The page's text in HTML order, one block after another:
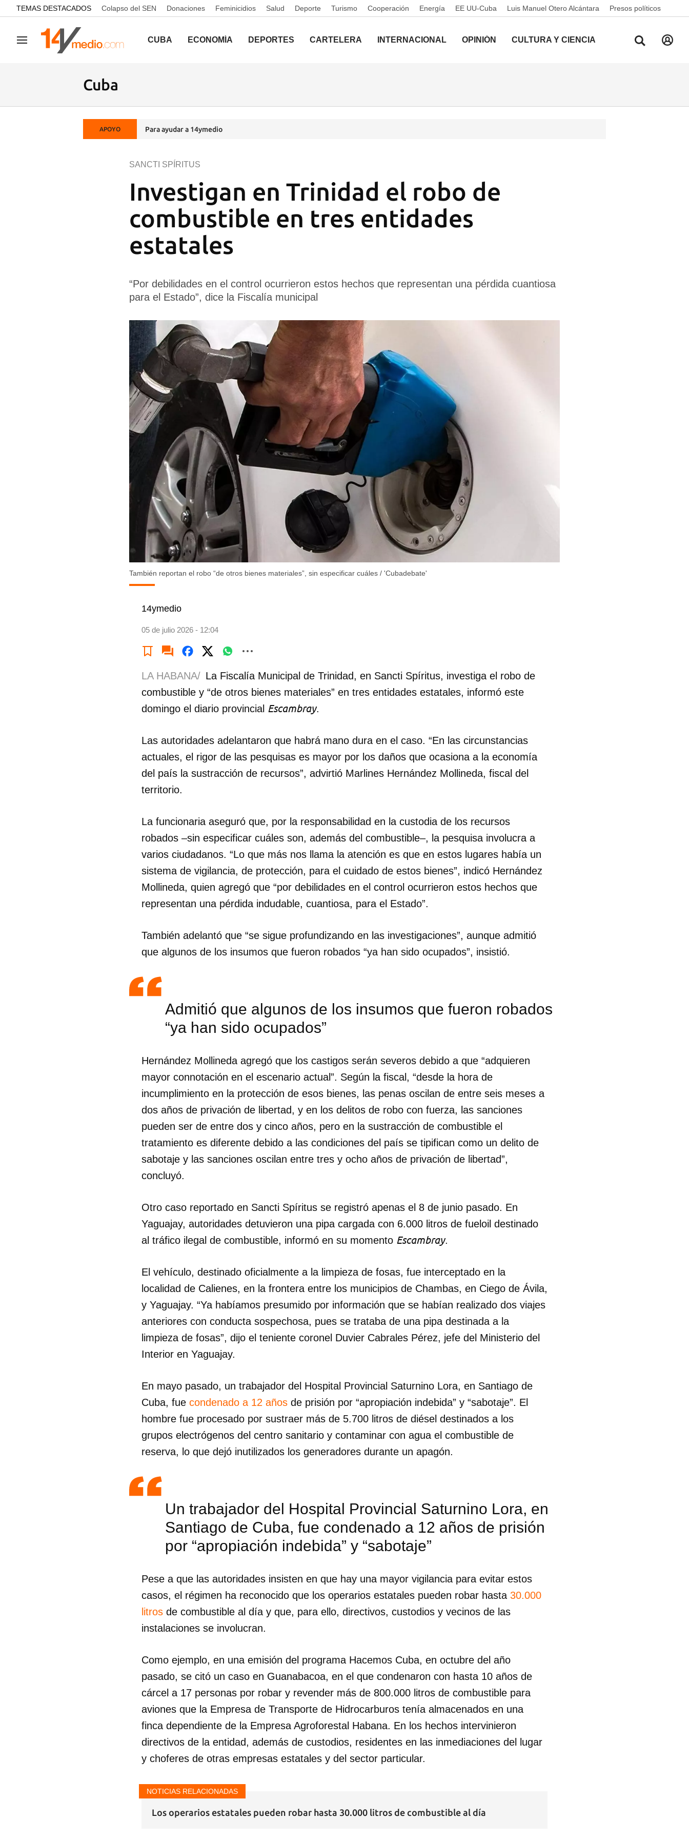
common.go-to-content
TEMAS DESTACADOS Colapso del SEN Donaciones Feminicidios Salud Deporte Turismo Cooperación Energía EE UU-Cuba Luis Manuel Otero Alcántara Presos políticos
Navegación CUBA ECONOMÍA DEPORTES CARTELERA INTERNACIONAL OPINIÓN CULTURA Y CIENCIA
Cuba
APOYO Para ayudar a 14ymedio
Investigan en Trinidad el robo de
combustible en tres entidades
estatales
SANCTI SPÍRITUS
“Por debilidades en el control ocurrieron estos hechos que representan una pérdida cuantiosa
para el Estado”, dice la Fiscalía municipal
También reportan el robo “de otros bienes materiales”, sin especificar cuáles / 'Cubadebate'
14ymedio
05 de julio 2026 - 12:04
Guardar como favorito
Para poder guardar como favorito, primero has de iniciar sesión con tu
cuenta de 14ymedio.
LA HABANA/ La Fiscalía Municipal de Trinidad, en Sancti Spíritus, investiga el robo de
combustible y “de otros bienes materiales” en tres entidades estatales, informó este
domingo el diario provincial Escambray.
Las autoridades adelantaron que habrá mano dura en el caso. “En las circunstancias
actuales, el rigor de las pesquisas es mayor por los daños que ocasiona a la economía
del país la sustracción de recursos”, advirtió Marlines Hernández Mollineda, fiscal del
territorio.
La funcionaria aseguró que, por la responsabilidad en la custodia de los recursos
robados –sin especificar cuáles son, además del combustible–, la pesquisa involucra a
varios ciudadanos. “Lo que más nos llama la atención es que en estos lugares había un
sistema de vigilancia, de protección, para el cuidado de estos bienes”, indicó Hernández
Mollineda, quien agregó que “por debilidades en el control ocurrieron estos hechos que
representan una pérdida indudable, cuantiosa, para el Estado”.
También adelantó que “se sigue profundizando en las investigaciones”, aunque admitió
que algunos de los insumos que fueron robados “ya han sido ocupados”, insistió.
Admitió que algunos de los insumos que fueron robados
“ya han sido ocupados”
Hernández Mollineda agregó que los castigos serán severos debido a que “adquieren
mayor connotación en el escenario actual”. Según la fiscal, “desde la hora de
incumplimiento en la protección de esos bienes, las penas oscilan de entre seis meses a
dos años de privación de libertad, y en los delitos de robo con fuerza, las sanciones
pueden ser de entre dos y cinco años, pero en la sustracción de combustible el
tratamiento es diferente debido a las condiciones del país se tipifican como un delito de
sabotaje y las sanciones oscilan entre tres y ocho años de privación de libertad”,
concluyó.
Otro caso reportado en Sancti Spíritus se registró apenas el 8 de junio pasado. En
Yaguajay, autoridades detuvieron una pipa cargada con 6.000 litros de fueloil destinado
al tráfico ilegal de combustible, informó en su momento Escambray.
El vehículo, destinado oficialmente a la limpieza de fosas, fue interceptado en la
localidad de Calienes, en la frontera entre los municipios de Chambas, en Ciego de Ávila,
y Yaguajay. “Ya habíamos presumido por información que se habían realizado dos viajes
anteriores con conducta sospechosa, pues se trataba de una pipa destinada a la
limpieza de fosas”, dijo el teniente coronel Duvier Cabrales Pérez, jefe del Ministerio del
Interior en Yaguajay.
En mayo pasado, un trabajador del Hospital Provincial Saturnino Lora, en Santiago de
Cuba, fue condenado a 12 años de prisión por “apropiación indebida” y “sabotaje”. El
hombre fue procesado por sustraer más de 5.700 litros de diésel destinados a los
grupos electrógenos del centro sanitario y contaminar con agua el combustible de
reserva, lo que dejó inutilizados los generadores durante un apagón.
Un trabajador del Hospital Provincial Saturnino Lora, en
Santiago de Cuba, fue condenado a 12 años de prisión
por “apropiación indebida” y “sabotaje”
Pese a que las autoridades insisten en que hay una mayor vigilancia para evitar estos
casos, el régimen ha reconocido que los operarios estatales pueden robar hasta 30.000
litros de combustible al día y que, para ello, directivos, custodios y vecinos de las
instalaciones se involucran.
Como ejemplo, en una emisión del programa Hacemos Cuba, en octubre del año
pasado, se citó un caso en Guanabacoa, en el que condenaron con hasta 10 años de
cárcel a 17 personas por robar y revender más de 800.000 litros de combustible para
aviones que la Empresa de Transporte de Hidrocarburos tenía almacenados en una
finca dependiente de la Empresa Agroforestal Habana. En los hechos intervinieron
directivos de la entidad, además de custodios, residentes en las inmediaciones del lugar
y choferes de otras empresas estatales y del sector particular.
NOTICIAS RELACIONADAS
Los operarios estatales pueden robar hasta 30.000 litros de combustible al día